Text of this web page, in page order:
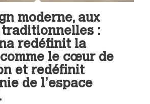
moderne, aux
:
redéfinit la
le cœur de
et redéfinit
de l’espace